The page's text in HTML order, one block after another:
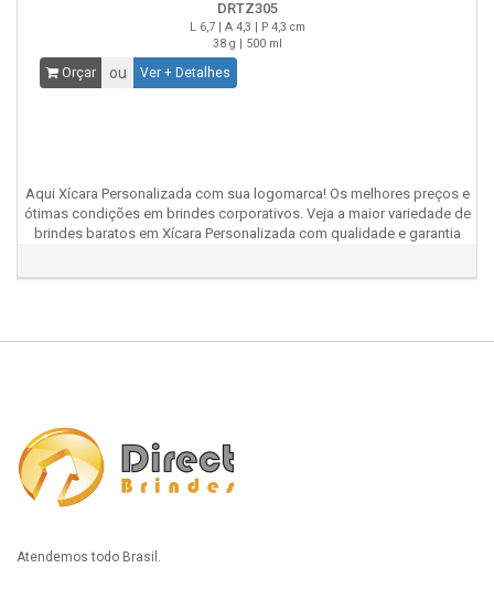
DRTZ305
L 6,7 | A 4,3 | P 4,3 cm
38 g | 500 ml
Orçar ou Ver + Detalhes
Aqui Xícara Personalizada com sua logomarca! Os melhores preços e
ótimas condições em brindes corporativos. Veja a maior variedade de
brindes baratos em Xícara Personalizada com qualidade e garantia
Atendemos todo Brasil.